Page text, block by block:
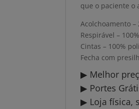
que o paciente o
Acolchoamento
Respirável –
Cintas – 100%
Fecha com
▶ Melhor
▶ Portes
▶ Loja física,